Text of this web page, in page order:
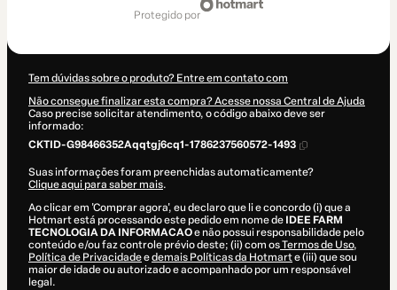
protegido por
Tem dúvidas sobre o produto? Entre em contato com
Não consegue finalizar esta compra? Acesse nossa Central de Ajuda
Caso precise solicitar atendimento, o código abaixo deve ser
informado:
CKTID-G98466352Aqqtgj6cq1-1786237560572-1493
Suas informações foram preenchidas automaticamente?
Clique aqui para saber mais.
Ao clicar em 'Comprar agora', eu declaro que li e concordo (i) que a
Hotmart está processando este pedido em nome de IDEE FARM
TECNOLOGIA DA INFORMACAOe não possui responsabilidade pelo
conteúdo e/ou faz controle prévio deste; (ii) com osTermos de Uso,
Política de Privacidadeedemais Políticas da Hotmarte (iii) que sou
maior de idade ou autorizado e acompanhado por um responsável
legal.